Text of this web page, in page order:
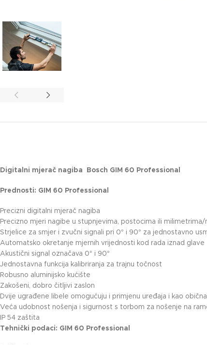
Digitalni mjerač nagiba Bosch GIM 60 Professional
Prednosti: GIM 60 Professional
Precizni digitalni mjerač nagiba
Precizno mjeri nagibe u stupnjevima, postocima ili
Strjelice za smjer i zvučni signali pri 0° i 90° za jednostavno
Automatsko okretanje mjernih vrijednosti kod rada iznad glave
Akustični signal označava 0° i 90°
Jednostavna funkcija kalibriranja za trajnu točnost
Robusno aluminijsko kućište
Zakošeni, dobro čitljivi zaslon
Dvije ugrađene libele omogućuju i primjenu uređaja i kao
Veća udobnost nošenja i sigurnost s torbom za nošenje na
IP 54 zaštita
Tehnički podaci: GIM 60 Professional